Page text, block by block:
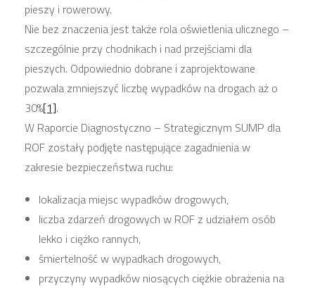
pieszy i rowerowy.
Nie bez znaczenia jest także rola oświetlenia ulicznego –
szczególnie przy chodnikach i nad przejściami dla
pieszych. Odpowiednio dobrane i zaprojektowane
pozwala zmniejszyć liczbę wypadków na drogach aż o
30%[1].
W Raporcie Diagnostyczno – Strategicznym SUMP dla
ROF zostały podjęte następujące zagadnienia w
zakresie bezpieczeństwa ruchu:
lokalizacja miejsc wypadków drogowych,
liczba zdarzeń drogowych w ROF z udziałem osób
lekko i ciężko rannych,
śmiertelność w wypadkach drogowych,
przyczyny wypadków niosących ciężkie obrażenia na